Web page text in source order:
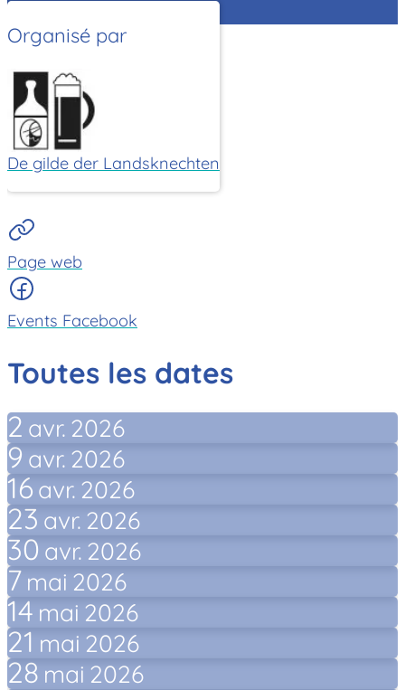
Organisé par
De gilde der Landsknechten
Page web
Events Facebook
Toutes les dates
2 avr. 2026
9 avr. 2026
16avr. 2026
23 avr. 2026
30 avr. 2026
7 mai 2026
14 mai 2026
21 mai 2026
28 mai 2026